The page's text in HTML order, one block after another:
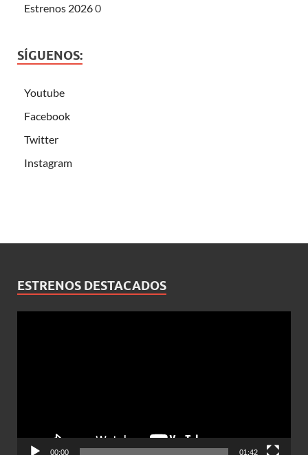
Estrenos 20260
SÍGUENOS:
Youtube
Facebook
Twitter
Instagram
ESTRENOS DESTACADOS
00:00 01:42